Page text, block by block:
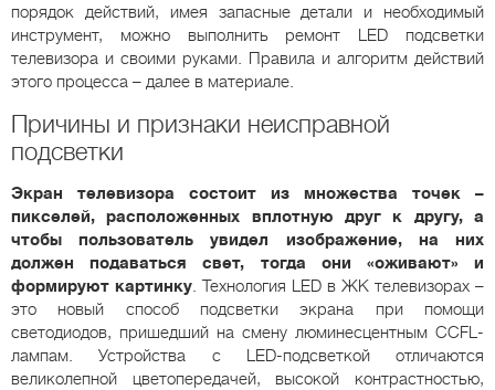
порядок действий, имея запасные детали и необходимый
инструмент, можно выполнить ремонт LED подсветки
телевизора и своими руками. Правила и алгоритм действий
этого процесса – далее в материале.
Причины и признаки неисправной
подсветки
Экран телевизора состоит из множества точек –
пикселей, расположенных вплотную друг к другу, а
чтобы пользователь увидел изображение, на них
должен подаваться свет, тогда они «оживают» и
формируют картинку. Технология LED в ЖК телевизорах –
это новый способ подсветки экрана при помощи
светодиодов, пришедший на смену люминесцентным CCFL-
лампам. Устройства с LED-подсветкой отличаются
великолепной цветопередачей, высокой контрастностью,